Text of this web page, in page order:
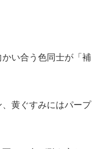
かい合う色同士が「補
黄ぐすみにはパープ